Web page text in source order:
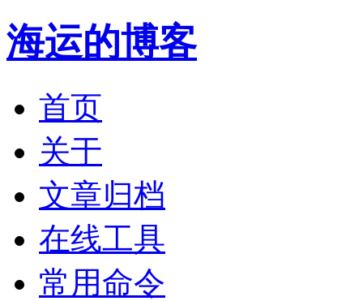
海运的博客
首页
关于
文章归档
在线工具
常用命令